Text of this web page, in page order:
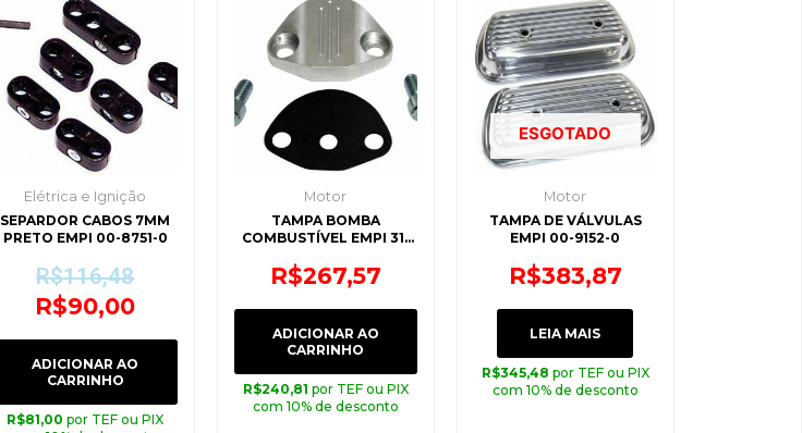
Elétrica e Ignição
SEPARDOR CABOS 7MM
PRETO EMPI 00-8751-0
R$116,48
original
era:
R$116,48.
R$90,00
atual
é:
R$90,00.
ADICIONAR AO
CARRINHO
R$81,00 por TEF ou PIX
Motor
TAMPA BOMBA
COMBUSTÍVEL EMPI 31-
R$267,57
ADICIONAR AO
CARRINHO
R$240,81 por TEF ou PIX
com 10% de desconto
ESGOTADO
Motor
TAMPA DE VÁLVULAS
EMPI 00-9152-0
R$383,87
LEIA MAIS
R$345,48 por TEF ou PIX
com 10% de desconto